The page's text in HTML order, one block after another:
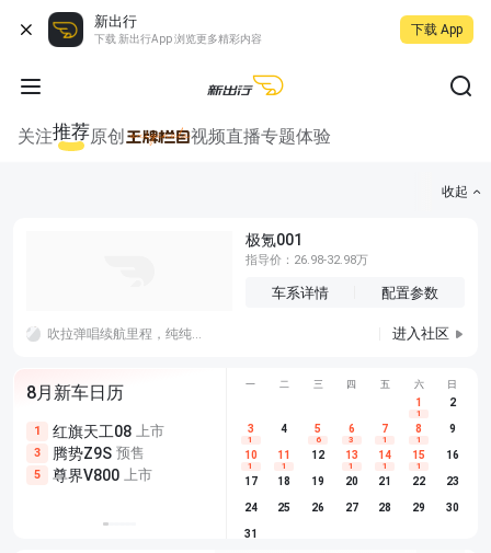
新出行
下载 新出行App 浏览更多精彩内容
下载 App
关注推荐原创 视频直播专题体验
收起
极氪001
指导价：26.98-32.98万
车系详情 配置参数
吹拉弹唱续航里程，纯纯摆设，虚头巴脑，wltc稍微有点参考性。 进入社区
8月新车日历
1 红旗天工08 上市
3 腾势Z9S 预售
5 尊界V800 上市
尊界V680 上市
享界G9 预售
别克至境L7 预售
埃安
长城H10
深蓝S05
一 二 三 四 五 六 日
1
1
2
3
1
4 5
6
6
3
7
1
8
1
9
10
1
11
1
12 13
1
14
1
15
1
16
17 18 19 20 21 22 23
24 25 26 27 28 29 30
31